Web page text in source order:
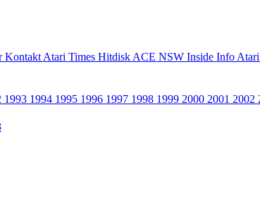
Kontakt Atari Times Hitdisk ACE NSW Inside Info
1993 1994 1995 1996 1997 1998 1999 2000 2001 2002